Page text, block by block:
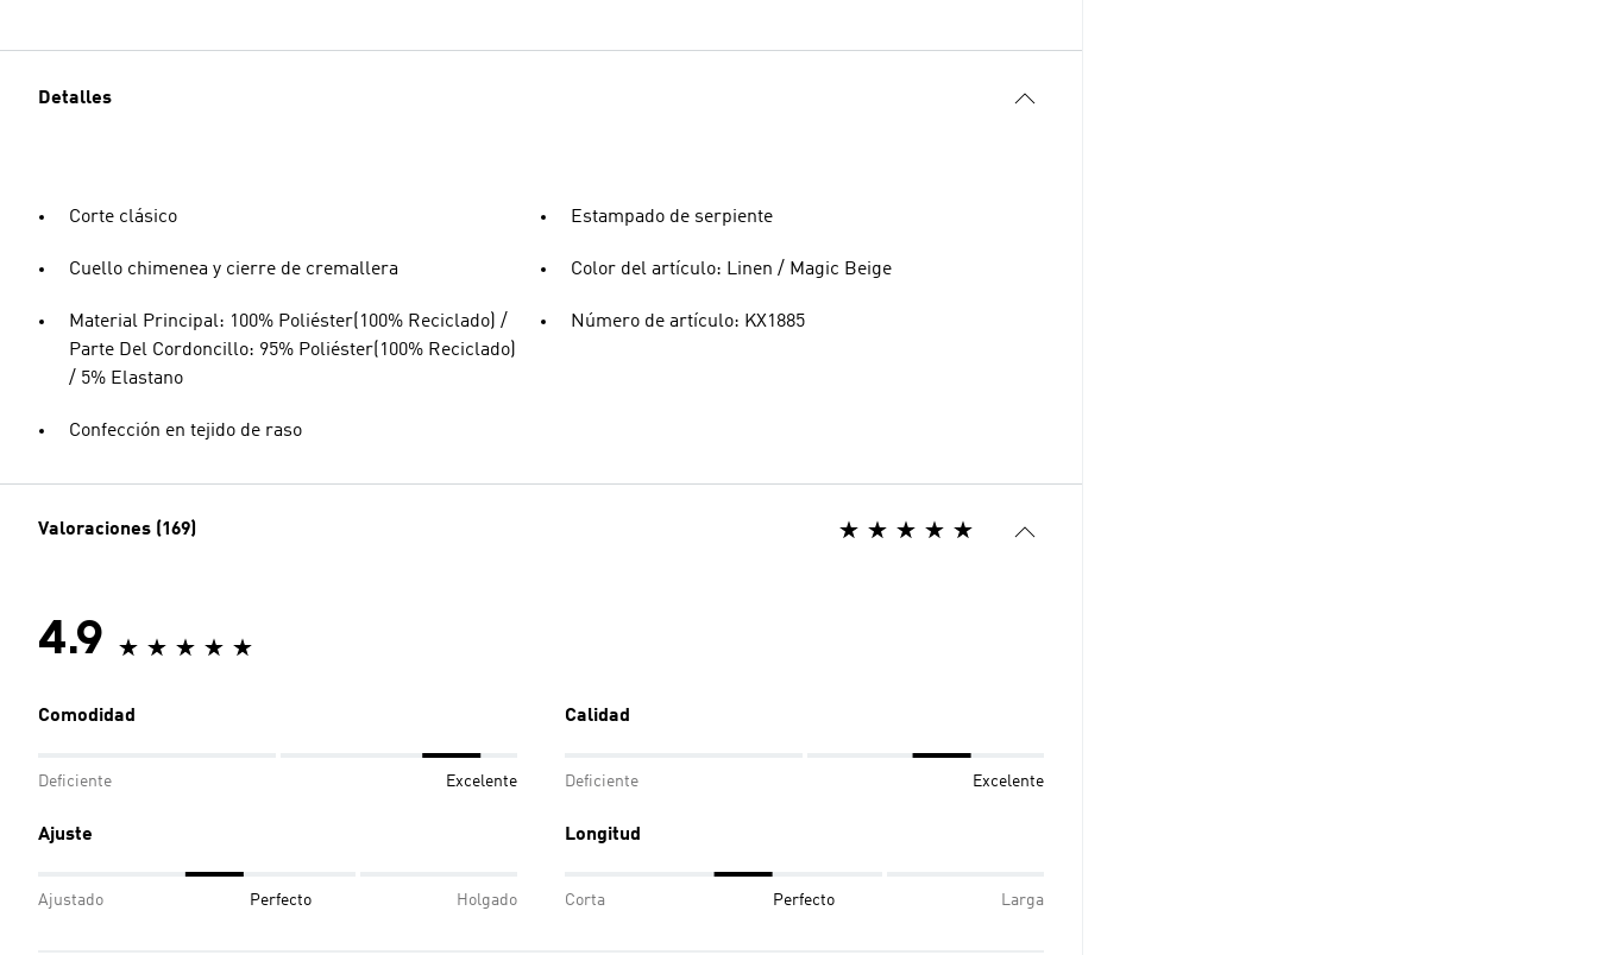
Detalles
Corte clásico
Cuello chimenea y cierre de cremallera
Material Principal: 100% Poliéster(100% Reciclado) /
Parte Del Cordoncillo: 95% Poliéster(100% Reciclado)
/ 5% Elastano
Confección en tejido de raso
Estampado de serpiente
Color del artículo: Linen / Magic Beige
Número de artículo: KX1885
Valoraciones (169)
4.9
Comodidad
Deficiente Excelente
Calidad
Deficiente Excelente
Ajuste
Ajustado Perfecto Holgado
Longitud
Corta Perfecto Larga